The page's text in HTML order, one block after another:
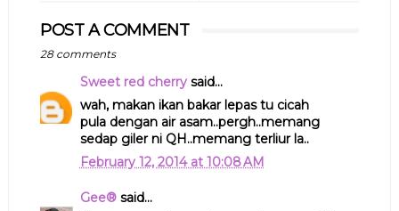
POST A COMMENT
28 comments
Sweet red cherrysaid...
wah, makan ikan bakar lepas tu cicah
pula dengan air asam..pergh..memang
sedap giler ni QH..memang terliur la..
February 12, 2014 at 10:08 AM
Gee®said...